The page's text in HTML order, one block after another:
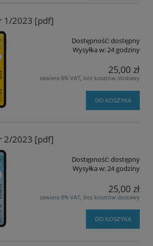
1/2023 [pdf]
Dostępność:dostępny
Wysyłka w:24 godziny
25,00 zł
zawiera 8% VAT, bez kosztów dostawy
DO KOSZYKA
2/2023 [pdf]
Dostępność:dostępny
Wysyłka w:24 godziny
25,00 zł
zawiera 8% VAT, bez kosztów dostawy
DO KOSZYKA